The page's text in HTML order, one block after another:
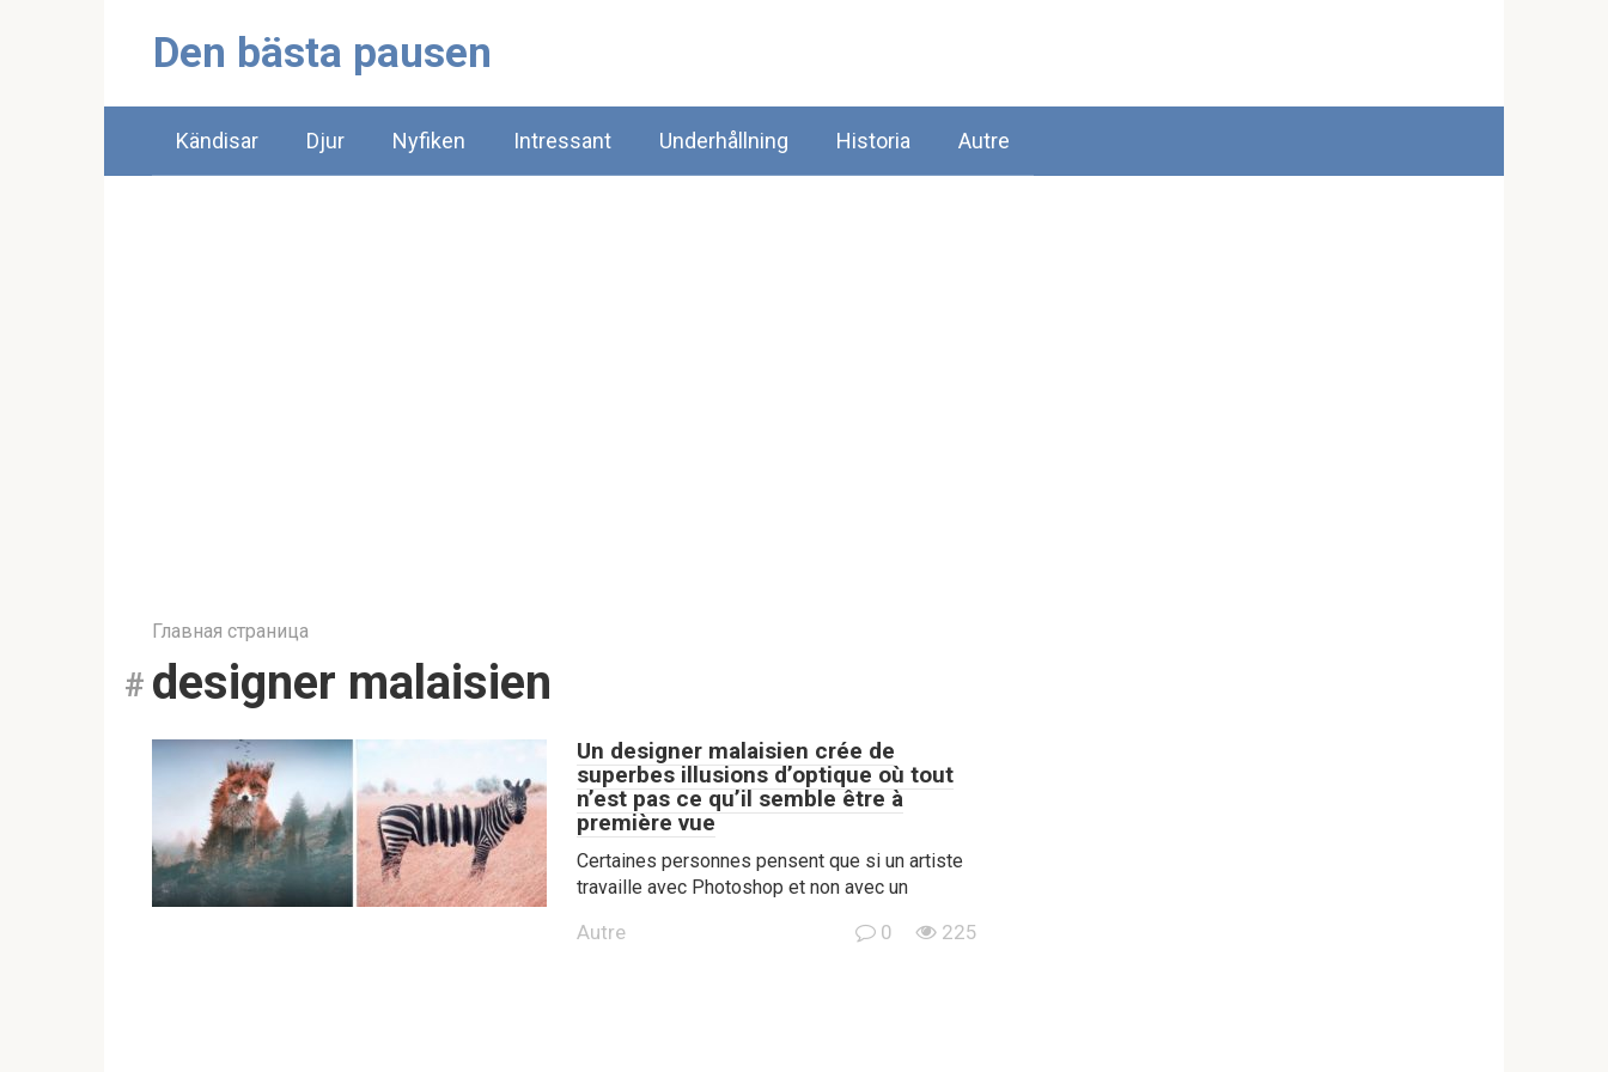
Den bästa pausen
Kändisar Djur Nyfiken Intressant Underhållning Historia Autre
Главная страница
designer malaisien
Un designer malaisien crée de
superbes illusions d’optique où tout
n’est pas ce qu’il semble être à
première vue
Certaines personnes pensent que si un artiste
travaille avec Photoshop et non avec un
Autre 0 225